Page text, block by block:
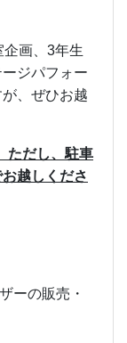
画、 3年生
ジパフォー
、ぜひお越
ただし、駐車
越しくださ
の販売・